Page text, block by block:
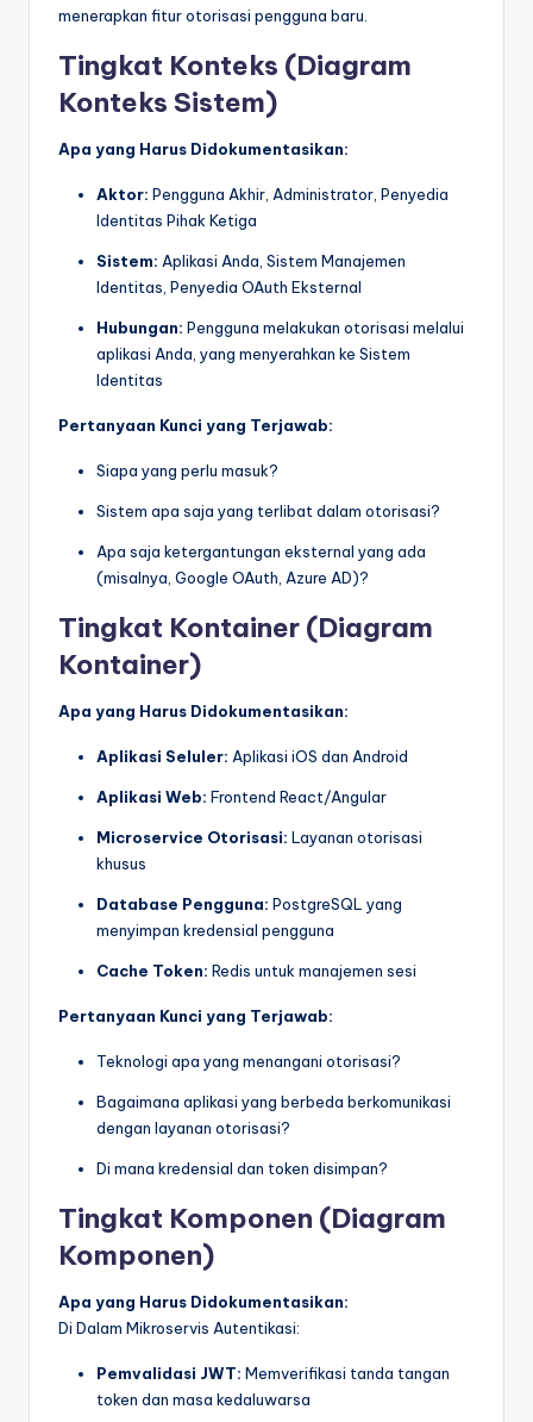
menerapkan fitur otorisasi pengguna baru.
Tingkat Konteks (Diagram
Konteks Sistem)
Apa yang Harus Didokumentasikan:
Aktor: Pengguna Akhir, Administrator, Penyedia
Identitas Pihak Ketiga
Sistem: Aplikasi Anda, Sistem Manajemen
Identitas, Penyedia OAuth Eksternal
Hubungan: Pengguna melakukan otorisasi melalui
aplikasi Anda, yang menyerahkan ke Sistem
Identitas
Pertanyaan Kunci yang Terjawab:
Siapa yang perlu masuk?
Sistem apa saja yang terlibat dalam otorisasi?
Apa saja ketergantungan eksternal yang ada
(misalnya, Google OAuth, Azure AD)?
Tingkat Kontainer (Diagram
Kontainer)
Apa yang Harus Didokumentasikan:
Aplikasi Seluler: Aplikasi iOS dan Android
Aplikasi Web: Frontend React/Angular
Microservice Otorisasi: Layanan otorisasi
khusus
Database Pengguna: PostgreSQL yang
menyimpan kredensial pengguna
Cache Token: Redis untuk manajemen sesi
Pertanyaan Kunci yang Terjawab:
Teknologi apa yang menangani otorisasi?
Bagaimana aplikasi yang berbeda berkomunikasi
dengan layanan otorisasi?
Di mana kredensial dan token disimpan?
Tingkat Komponen (Diagram
Komponen)
Apa yang Harus Didokumentasikan:
Di Dalam Mikroservis Autentikasi:
Pemvalidasi JWT: Memverifikasi tanda tangan
token dan masa kedaluwarsa